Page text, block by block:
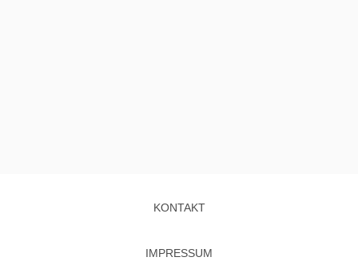
KONTAKT
IMPRESSUM